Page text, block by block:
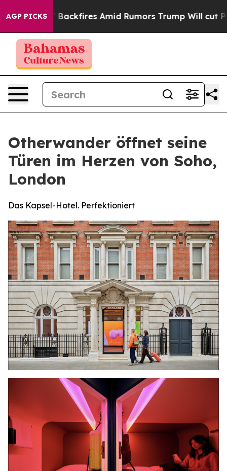
AGP PICKS
Backfires Amid Rumors Trump Will cut Pirro
Otherwander öffnet seine
Türen im Herzen von Soho,
London
Das Kapsel-Hotel. Perfektioniert